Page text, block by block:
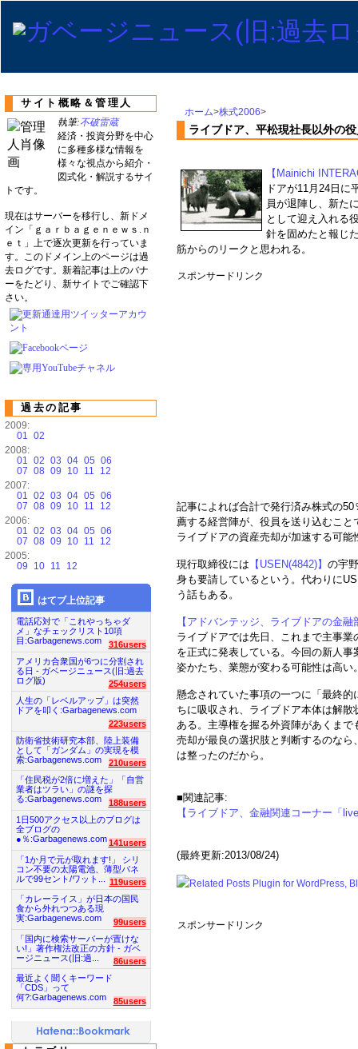
ホーム>株式2006>
ライブドア、平松現社長以外の
【Mainichi
ドアが11月24日に
員が退陣し、新た
として迎え入れる
針を固めたと報じ
筋からのリークと思われる。
スポンサードリンク
記事によれば合計で発行済み株式の
薦する経営陣が、役員を送り込むこ
ライブドアの資産売却が加速する可能
現行取締役には 【USEN(4842)】 の宇
身も要請しているという。代わりに
う話もある。
【アドバンテッジ、ライブドアの金
ライブドアでは先日、これまで主事
を正式に発表している。今回の新人
姿かたち、業態が変わる可能性は高い
懸念されていた事項の一つに「最終
ちに吸収され、ライブドア本体は解
ある。主導権を握る外資陣があくま
売却が最良の選択肢と判断するのな
は整ったのだから。
■関連記事:
【ライブドア、金融関連コーナー「
(最終更新:2013/08/24)
スポンサードリンク
サイト概略＆管理人
執筆:不破雷蔵
経済・投資分野を中心
に多種多様な情報を
様々な視点から紹介・
図式化・解説するサイ
トです。
現在はサーバーを移行し、新ドメ
イン「ｇａｒｂａｇｅｎｅｗｓ.ｎ
ｅｔ」上で逐次更新を行っていま
す。このドメイン上のページは過
去ログです。新着記事は上のバナ
ーをたどり、新サイトでご確認下
さい。
過去の記事
2009:
01 02
2008:
01 02 03 04 05 06
07 08 09 10 11
12
2007:
01 02 03 04 05 06
07 08 09 10 11
12
2006:
01 02 03 04 05 06
07 08 09 10 11
12
2005:
09
10 11 12
はてブ上位記事
電話応対で「これやっちゃダ
メ」なチェックリスト10項
目:Garbagenews.com
316users
アメリカ合衆国が6つに分割され
る日 - ガベージニュース(旧:過去
ログ版)
254users
人生の「レベルアップ」は突然
ドアを叩く:Garbagenews.com
223users
防衛省技術研究本部、陸上装備
として「ガンダム」の実現を模
索:Garbagenews.com
210users
「住民税が2倍に増えた」「自営
業者はツラい」の謎を探
る:Garbagenews.com
188users
1日500アクセス以上のブログは
全ブログの
●％:Garbagenews.com 141users
「1か月で元が取れます!」 シリ
コン不要の太陽電池、薄型パネ
ルで99セント/ワット...
119users
「カレーライス」が日本の国民
食から外れつつある現
実:Garbagenews.com
99users
「国内に検索サーバーが置けな
い!」著作権法改正の方針 - ガベ
ージニュース(旧:過...
86users
最近よく聞くキーワード
「CDS」って
何?:Garbagenews.com
85users